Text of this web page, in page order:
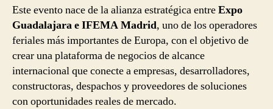
Este evento nace de la alianza estratégica entreExpo
Guadalajara e IFEMA Madrid, uno de los operadores
feriales más importantes de Europa, con el objetivo de
crear una plataforma de negocios de alcance
internacional que conecte a empresas, desarrolladores,
constructoras, despachos y proveedores de soluciones
con oportunidades reales de mercado.